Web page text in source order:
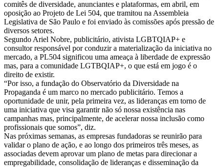
comitês de diversidade, anunciantes e plataformas, em abril, em
oposição ao Projeto de Lei 504, que tramitou na Assembleia
Legislativa de São Paulo e foi enviado às comissões após pressão de
diversos setores.
Segundo Ariel Nobre, publicitário, ativista LGBTQIAP+ e
consultor responsável por conduzir a materialização da iniciativa no
mercado, a PL504 significou uma ameaça à liberdade de expressão
mas, para a comunidade LGTBQIAP+, o que está em jogo é o
direito de existir.
“Por isso, a fundação do Observatório da Diversidade na
Propaganda é um marco no mercado publicitário. Temos a
oportunidade de unir, pela primeira vez, as lideranças em torno de
uma iniciativa que visa garantir não só nossa existência nas
campanhas mas, principalmente, de acelerar nossa inclusão como
profissionais que somos”, diz.
Nas próximas semanas, as empresas fundadoras se reunirão para
validar o plano de ação, e ao longo dos primeiros três meses, as
associadas devem aprovar um plano de metas para direcionar a
empregabilidade, consolidação de lideranças e disseminação da